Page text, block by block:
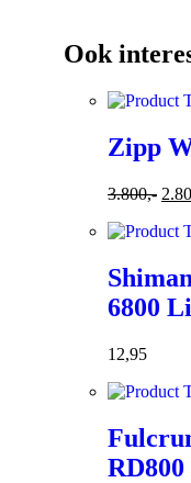
Ook
Zipp
3.800,-
6800
12,95